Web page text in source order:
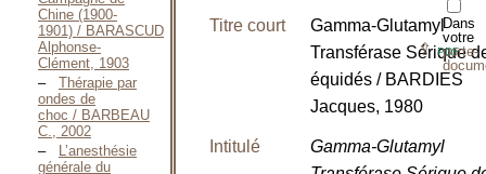
Chine (1900-
1901) / BARASCUD
Alphonse-
Clément, 1903
Thérapie par
ondes de
choc / BARBEAU
C., 2002
L’anesthésie
générale du
Dans
votre
porte-
⇪PDF
Titre court
Gamma-Glutamyl
Transférase Sérique
équidés / BARDIES
Jacques, 1980
Intitulé
Gamma-Glutamyl